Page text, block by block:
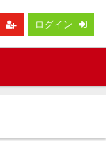
ログイン